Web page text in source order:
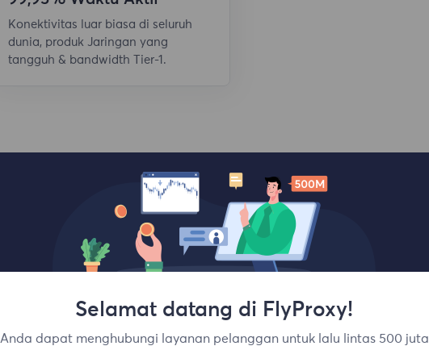
Konektivitas luar biasa di seluruh
dunia, produk Jaringan yang
tangguh & bandwidth Tier-1.
Lokasi teratas
Selamat datang di FlyProxy!
Anda dapat menghubungi layanan pelanggan untuk lalu lintas 500 juta